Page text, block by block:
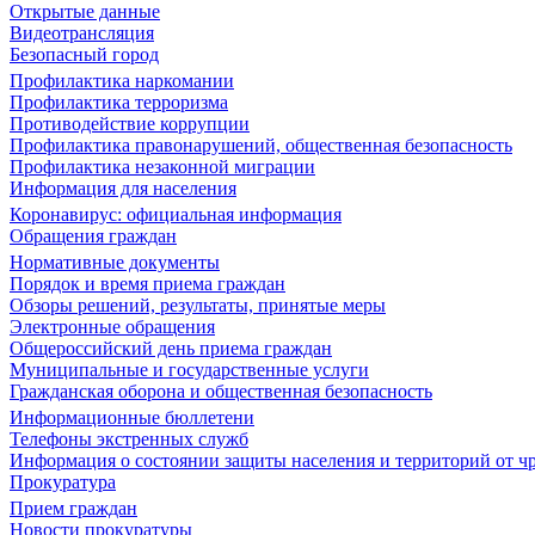
Открытые данные
Видеотрансляция
Безопасный город
Профилактика наркомании
Профилактика терроризма
Противодействие коррупции
Профилактика правонарушений, общественная безопасность
Профилактика незаконной миграции
Информация для населения
Коронавирус: официальная информация
Обращения граждан
Нормативные документы
Порядок и время приема граждан
Обзоры решений, результаты, принятые меры
Электронные обращения
Общероссийский день приема граждан
Муниципальные и государственные услуги
Гражданская оборона и общественная безопасность
Информационные бюллетени
Телефоны экстренных служб
Информация о состоянии защиты населения и территорий от
Прокуратура
Прием граждан
Новости прокуратуры